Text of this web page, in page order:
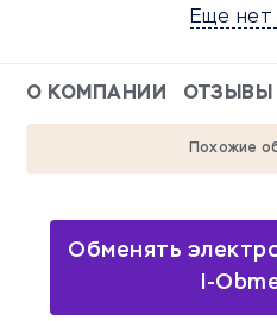
Еще нет
О КОМПАНИИ ОТЗЫВЫ
Похожие
Обменять
I-